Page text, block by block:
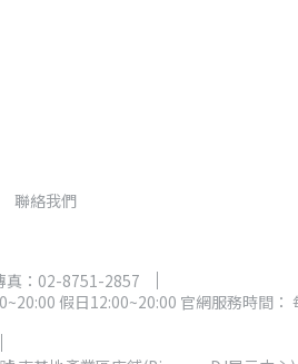
聯絡我們
真：02-8751-2857
假日12:00~20:00 官網服務時間：